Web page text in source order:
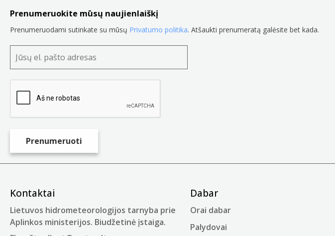
Prenumeruokite mūsų naujienlaiškį
Prenumeruodami sutinkate su mūsų Privatumo politika. Atšaukti prenumeratą galėsite bet kada.
Kontaktai
Lietuvos hidrometeorologijos tarnyba prie
Aplinkos ministerijos. Biudžetinė įstaiga.
Dabar
Orai dabar
Palydovai